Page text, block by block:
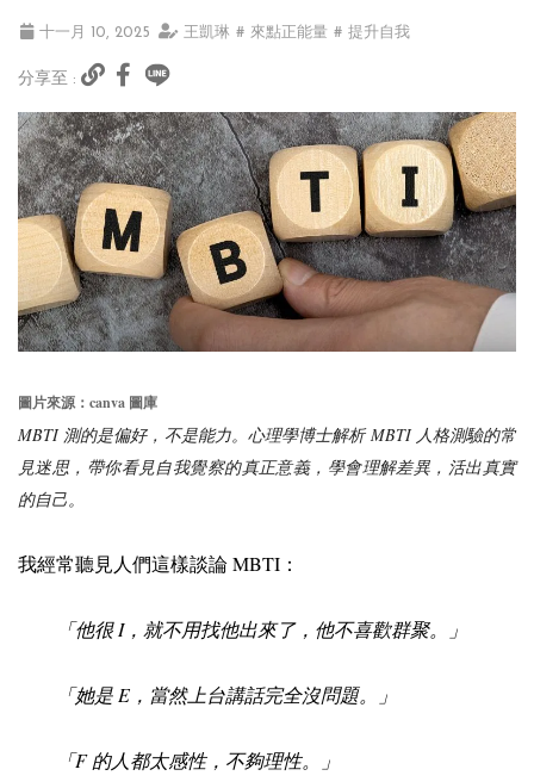
影片專區
關於我們
十一月 10, 2025 王凱琳 # 來點正能量 # 提升自我
分享至 :
圖片來源： canva 圖庫
MBTI 測的是偏好，不是能力。心理學博士解析 MBTI人格測驗的常
見迷思，帶你看見自我覺察的真正意義，學會理解差異，活出真實
的自己。
我經常聽見人們這樣談論 MBTI ：
「他很I，就不用找他出來了，他不喜歡群聚。」
「她是 E ，當然上台講話完全沒問題。」
「F的人都太感性，不夠理性。」